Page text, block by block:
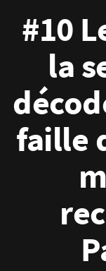
#10
la
faille